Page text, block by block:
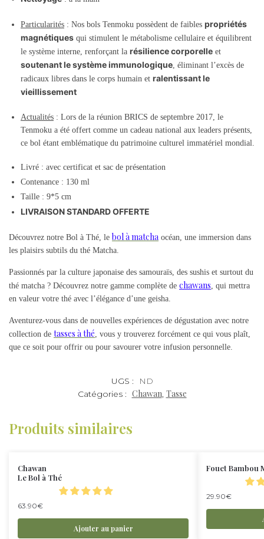
Particularités : Nos bols Tenmoku possèdent de faibles propriétés
magnétiques qui stimulent le métabolisme cellulaire et équilibrent
le système interne, renforçant la résilience corporelle et
soutenant le système immunologique , éliminant l’excès de
radicaux libres dans le corps humain et ralentissant le
vieillissement
Actualités : Lors de la réunion BRICS de septembre 2017, le
Tenmoku a été offert comme un cadeau national aux leaders présents,
ce bol étant emblématique du patrimoine culturel immatériel mondial.
Livré : avec certificat et sac de présentation
Contenance : 130 ml
Taille : 9*5 cm
LIVRAISON STANDARD OFFERTE
Découvrez notre Bol à Thé, le bol à matcha océan, une immersion dans
les plaisirs subtils du thé Matcha.
Passionnés par la culture japonaise des samouraïs, des sushis et surtout du
thé matcha ? Découvrez notre gamme complète de chawans, qui mettra
en valeur votre thé avec l’élégance d’une geisha.
Aventurez-vous dans de nouvelles expériences de dégustation avec notre
collection de tasses à thé, vous y trouverez forcément ce qui vous plaît,
que ce soit pour offrir ou pour savourer votre infusion personnelle.
UGS :
ND
Catégories : Chawan, Tasse
Produits similaires
Chawan
Le Bol à Thé
63.90€
Ajouter au panier
Fouet Bambou
29.90€